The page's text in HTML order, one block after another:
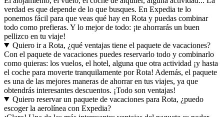
verdad es que depende de lo que busques. En Expedia te lo
ponemos fácil para que veas qué hay en Rota y puedas combinar
todo como prefieras. Y lo mejor de todo: ¡te ahorrarás un buen
pellizco en tu viaje!
Quiero ir a Rota, ¿qué ventajas tiene el paquete de vacaciones?
Con el paquete de vacaciones puedes reservarlo todo y combinarlo
como quieras: los vuelos, el hotel, alguna que otra actividad ¡y hasta
el coche para moverte tranquilamente por Rota! Además, el paquete
es una de las mejores maneras de ahorrar en tus viajes, ya que
obtendrás interesantes descuentos. ¡Todo son ventajas!
Quiero reservar un paquete de vacaciones para Rota, ¿puedo
escoger la aerolínea con Expedia?